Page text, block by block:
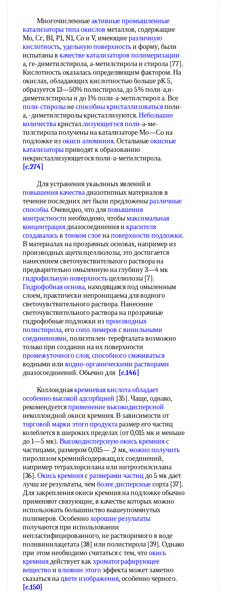
Многочисленныеактивные промышленные
катализаторытипа окислов металлов, содержащие
Мо, Сг, В1, Р1, N1, Со и V, имеющиеразличную
кислотность,удельную поверхностьи форму, были
испытаны в качестве катализаторов полимеризации
а, ге-диметилстирола, а-метилстирола и стирола [77].
Кислотность оказалась определяющим фактором. На
окислах, обладающих кислотностью больше рК 5,
образуется 13—50% полистирола, до 5% поли-а,и-
диметилстирола и до 1% поли-а-метилстирол а. Все
поли-стиролынеспособны кристаллизоватьсяполи-
а, -диметилстиролы кристаллизуются. Небольшие
количествакристал.лизующегося поли-а-ме-
тилстирола получены на катализаторе Мо—Со на
подложке из окиси алюминия. Остальныеокисные
катализаторыприводят к образованию
некристаллизующегося поли-а-метилстирола.
[c.274]
Для устранения укаьлнных явлений и
повышения качествадиазотипных материалов в
течение последних лет были предложеныразличные
способы. Очевидно, что дляповышения
контрастности необходимо, чтобымаксимальная
концентрациядиазосоединения и красителя
создаваласьв тонком слоенаповерхности подложки.
В материалах на прозрачных основах, например из
производных ацетилцеллюлозы, это достигается
нанесением светочувствительного раствора на
предварительно омыленную на глубину 3—4 мк
гидрофильную поверхностьцеллюлозы [7].
Гидрофобная основа, находящаяся под омыленным
слоем, практически непроницаема для водного
светочувствительного раствора. Нанесение
светочувствительного раствора на прозрачные
гидрофобные подложки из производных
полистирола, егосопо лимеров свинильными
соединениями, полиэтилен-терефталата возможно
только при создании на их поверхности
промежуточного слоя,способного смачиваться
водными или водно-органическими растворами
диазосоединений. Обычно для [c.146]
Коллоиднаякремневая кислотаобладает
особенновысокой адсорбцией [35]. Чаще, однако,
рекомендуетсяприменение высокодисперсной
неколлоидной окиси кремния. В зависимости от
торговой марки этого продуктаразмер его частиц
колеблется в широких пределах (от 0,015 мк и меньше
до 1—5 мк). Высокодисперсную окись кремнияс
частицами, размером 0,015— ,2 мк,можно получить
пиролизом кремнийсодержащ,их соединений,
например тетрахлорсилана или нитроэтилсилана
[36]. Окись кремниясразмерами частиц до 5 мк дает
лучш ие результаты, чемболее дисперсныесорта [37].
Для закрепления окиси кремния на подложке обычно
применяют связующие, в качестве которых можно
использовать большинство вышеупомянутых
полимеров. Особеннохорошие результаты
получаются при использовании
непластифицированного, не растворимого в воде
поливинилацетата [38] или полистирола [39]. Однако
при этом необходимо считаться с тем, чтоокись
кремниядействует какхроматографирующее
веществои влияние этогоэффекта может заметно
сказаться нацвете изображения, особенно черного.
[c.150]